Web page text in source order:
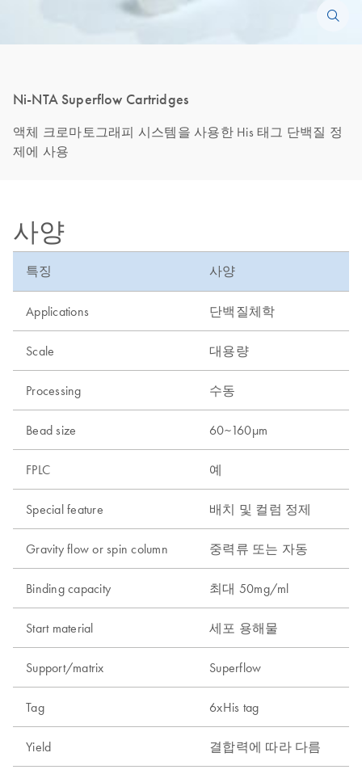
Ni-NTA Superflow Cartridges
액체 크로마토그래피 시스템을 사용한 His 태그 단백질 정
제에 사용
사양
특징 사양
Applications 단백질체학
Scale 대용량
Processing 수동
Bead size 60~160µm
FPLC 예
Special feature 배치 및 컬럼 정제
Gravity flow or spin column 중력류 또는 자동
Binding capacity 최대 50mg/ml
Start material 세포 용해물
Support/matrix Superflow
Tag 6xHis tag
Yield 결합력에 따라 다름